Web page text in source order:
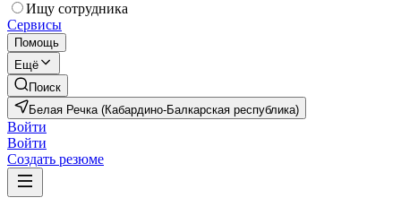
Ищу сотрудника
Сервисы
Помощь
Ещё
Поиск
Белая Речка (Кабардино-Балкарская республика)
Войти
Войти
Создать резюме